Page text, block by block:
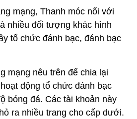
mạng, Thanh móc nối với
nhiều đối tượng khác hình
tổ chức đánh bạc, đánh bạc
mạng nêu trên để chia lại
động tổ chức đánh bạc
bóng đá. Các tài khoản này
ra nhiều trang cho cấp dưới.